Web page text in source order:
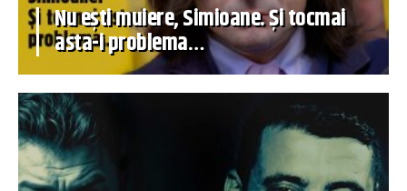
Nu ești muiere, Simioane. Și tocmai
asta-i problema…